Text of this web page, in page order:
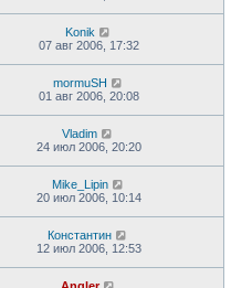
Konik
07 авг 2006, 17:32
mormuSH
01 авг 2006, 20:08
Vladim
24 июл 2006, 20:20
Mike_Lipin
20 июл 2006, 10:14
Константин
12 июл 2006, 12:53